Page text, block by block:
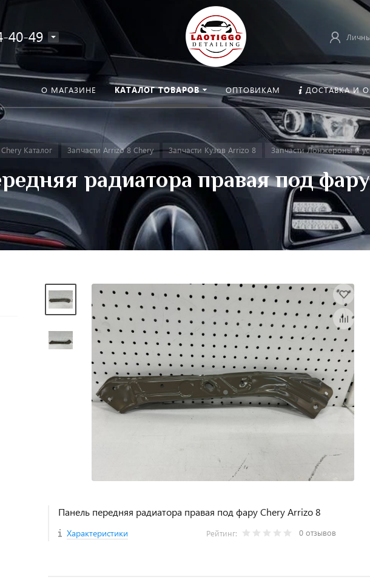
40-49
О МАГАЗИНЕ КАТАЛОГ ТОВАРОВ ОПТОВИКАМ ДОСТАВКА И
Каталог Запчасти Arrizo 8 Chery Запчасти Кузов Arrizo 8 Запчасти Лонжероны и
радиатора правая под
Панель передняя радиатора правая под фару Chery Arrizo 8
Характеристики Рейтинг: 0 отзывов